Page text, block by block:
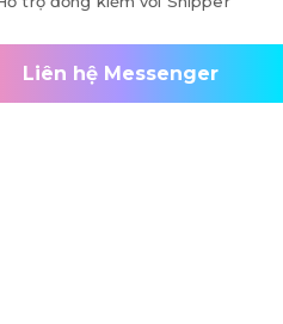
Liên hệ Messenger